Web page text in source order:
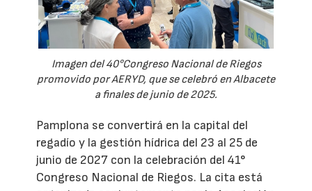
Imagen del 40°Congreso Nacional de Riegos
promovido por AERYD, que se celebró en Albacete
a finales de junio de 2025.
Pamplona se convertirá en la capital del
regadío y la gestión hídrica del 23 al 25 de
junio de 2027 con la celebración del 41°
Congreso Nacional de Riegos. La cita está